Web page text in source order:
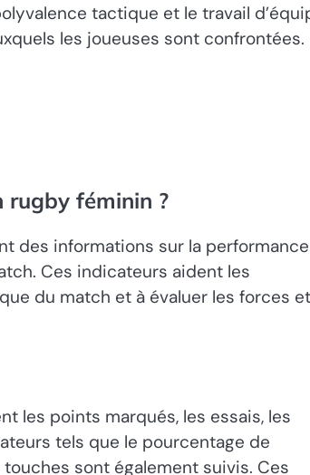
tactique et le travail
les joueuses sont confrontées.
rugby féminin ?
des informations sur la performance
Ces indicateurs aident les
du match et à évaluer les forces
les points marqués, les essais, les
tels que le pourcentage de
sont également suivis. Ces